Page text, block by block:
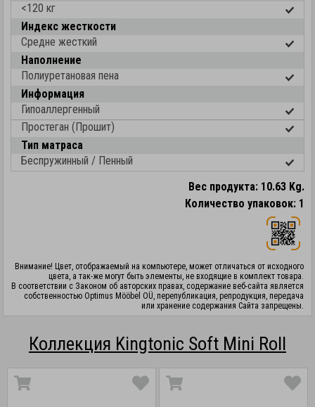
<120 кг
Индекс жесткости
Средне жесткий
Наполнение
Полиуретановая пена
Информация
Гипоаллергенный
Простеган (Прошит)
Тип матраса
Беспружинный / Пенный
Вес продукта: 10.63 Kg.
Количество упаковок: 1
Внимание! Цвет, отображаемый на компьютере, может отличаться от исходного
цвета, а так-же могут быть элементы, не входящие в комплект товара.
В соответствии с Законом об авторских правах, содержание веб-сайта является
собственностью Optimus Mööbel OÜ, перепубликация, репродукция, передача
или хранение содержания Сайта запрещены.
Коллекция Kingtonic Soft Mini Roll